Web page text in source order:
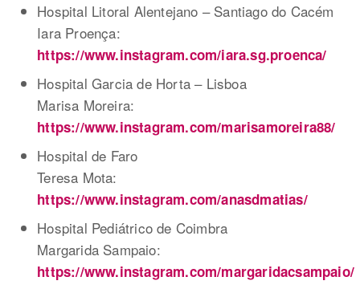
Hospital Litoral Alentejano – Santiago do Cacém
Iara Proença:
https://www.instagram.com/iara.sg.proenca/
Hospital Garcia de Horta – Lisboa
Marisa Moreira:
https://www.instagram.com/marisamoreira88/
Hospital de Faro
Teresa Mota:
https://www.instagram.com/anasdmatias/
Hospital Pediátrico de Coimbra
Margarida Sampaio:
https://www.instagram.com/margaridacsampaio/